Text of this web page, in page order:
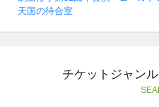
天国の待合室
チケットジャン